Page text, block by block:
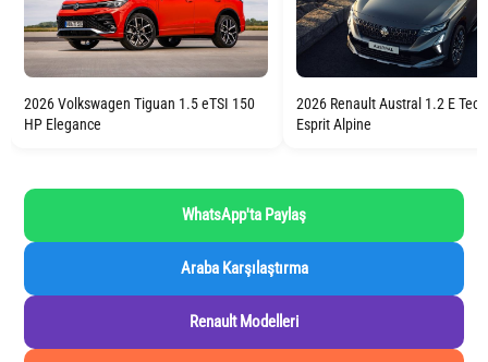
2026 Volkswagen Tiguan 1.5 eTSI 150
HP Elegance
2026 Renault Austral 1.2 E
Esprit Alpine
WhatsApp'ta Paylaş
Araba Karşılaştırma
Renault Modelleri